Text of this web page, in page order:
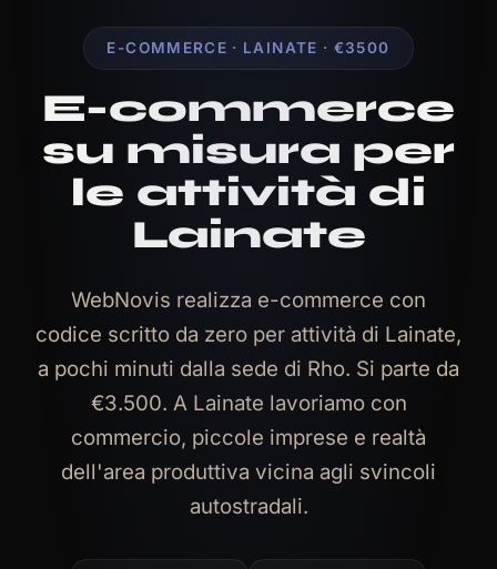
E-COMMERCE · LAINATE · €3500
E-commerce
su misura per
le attività di
Lainate
WebNovis realizza e-commerce con
codice scritto da zero per attività di Lainate,
a pochi minuti dalla sede di Rho. Si parte da
€3.500. A Lainate lavoriamo con
commercio, piccole imprese e realtà
dell'area produttiva vicina agli svincoli
autostradali.